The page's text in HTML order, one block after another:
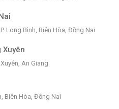
Long Bình, Biên Hòa, Đồng Nai
Xuyên
An Giang
Biên Hòa, Đồng Nai